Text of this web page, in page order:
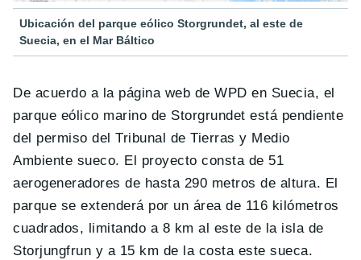
Ubicación del parque eólico Storgrundet, al este de
Suecia, en el Mar Báltico
De acuerdo a la página web de WPD en Suecia, el
parque eólico marino de Storgrundet está pendiente
del permiso del Tribunal de Tierras y Medio
Ambiente sueco. El proyecto consta de 51
aerogeneradores de hasta 290 metros de altura. El
parque se extenderá por un área de 116 kilómetros
cuadrados, limitando a 8 km al este de la isla de
Storjungfrun y a 15 km de la costa este sueca.